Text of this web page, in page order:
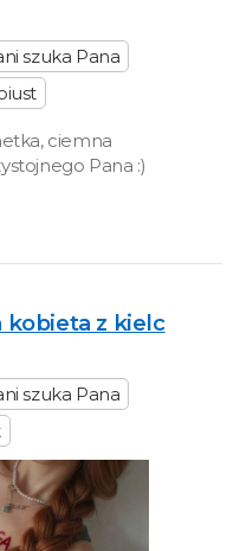
szuka Pana
ciemna
Pana :)
kobieta z kielc
szuka Pana